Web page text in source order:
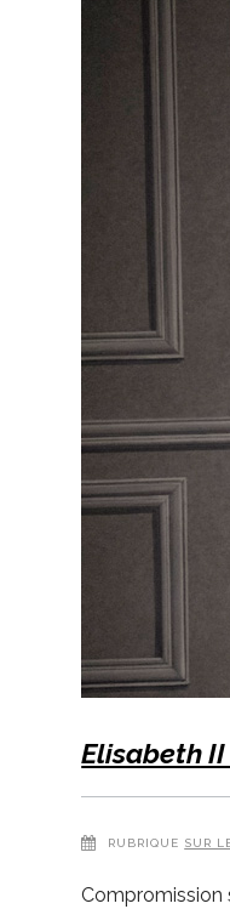
Elisabeth II
RUBRIQUE SUR
Compromission